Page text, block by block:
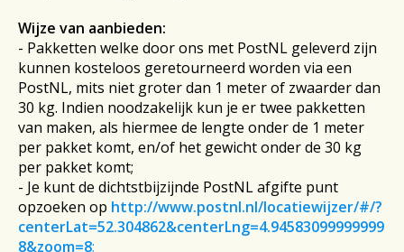
Wijze van aanbieden:
- Pakketten welke door ons met PostNL geleverd zijn
kunnen kosteloos geretourneerd worden via een
PostNL, mits niet groter dan 1 meter of zwaarder dan
30 kg. Indien noodzakelijk kun je er twee pakketten
van maken, als hiermee de lengte onder de 1 meter
per pakket komt, en/of het gewicht onder de 30 kg
per pakket komt;
- Je kunt de dichtstbijzijnde PostNL afgifte punt
opzoeken op http://www.postnl.nl/locatiewijzer/#/?
centerLat=52.304862&centerLng=4.94583099999999
8&zoom=8;